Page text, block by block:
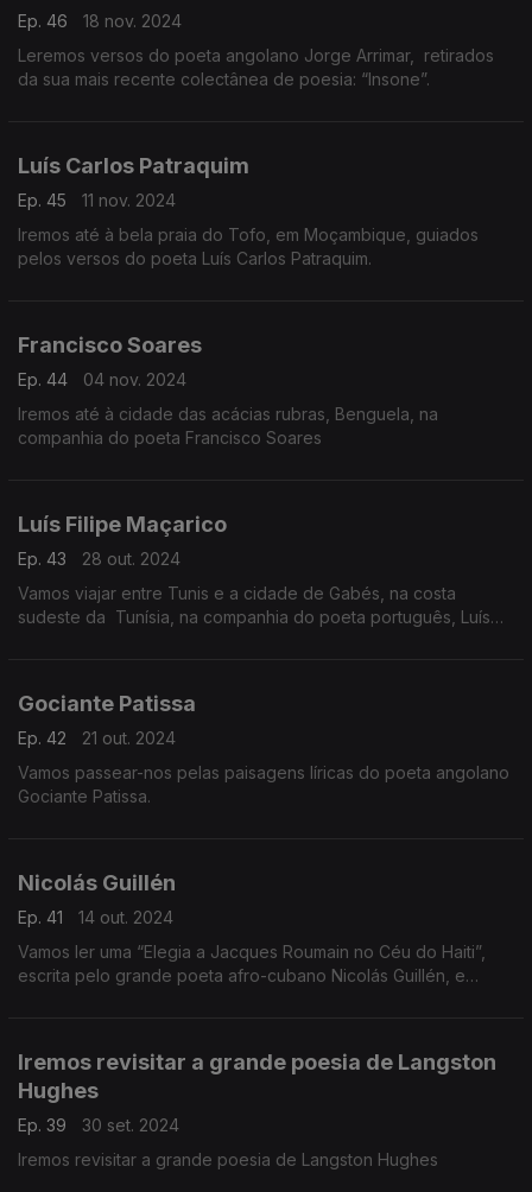
Ep. 46
18 nov. 2024
Leremos versos do poeta angolano Jorge Arrimar, retirados
da sua mais recente colectânea de poesia: “Insone”.
Luís Carlos Patraquim
Ep. 45
11 nov. 2024
Iremos até à bela praia do Tofo, em Moçambique, guiados
pelos versos do poeta Luís Carlos Patraquim.
Francisco Soares
Ep. 44
04 nov. 2024
Iremos até à cidade das acácias rubras, Benguela, na
companhia do poeta Francisco Soares
Luís Filipe Maçarico
Ep. 43
28 out. 2024
Vamos viajar entre Tunis e a cidade de Gabés, na costa
sudeste da Tunísia, na companhia do poeta português, Luís
Gociante Patissa
Ep. 42
21 out. 2024
Vamos passear-nos pelas paisagens líricas do poeta angolano
Gociante Patissa.
Nicolás Guillén
Ep. 41
14 out. 2024
Vamos ler uma “Elegia a Jacques Roumain no Céu do Haiti”,
escrita pelo grande poeta afro-cubano Nicolás Guillén, e
Iremos revisitar a grande poesia de Langston
Hughes
Ep. 39
30 set. 2024
Iremos revisitar a grande poesia de Langston Hughes